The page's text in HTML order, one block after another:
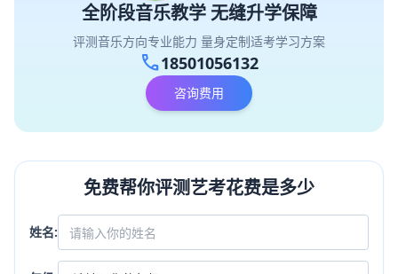
全阶段音乐教学 无缝升学保障
评测音乐方向专业能力 量身定制适考学习方案
call18501056132
咨询费用
免费帮你评测艺考花费是多少
姓名: